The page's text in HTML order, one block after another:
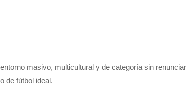
masivo, multicultural y de categoría sin
de fútbol ideal.